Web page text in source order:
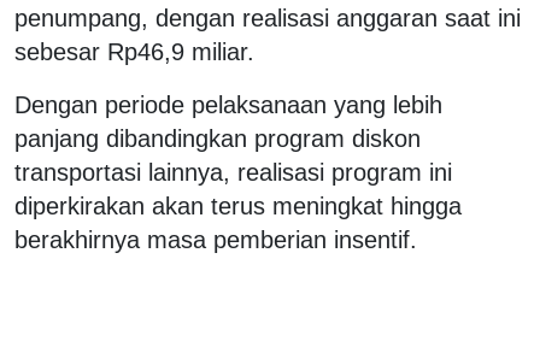
penumpang, dengan realisasi anggaran saat ini
sebesar Rp46,9 miliar.
Dengan periode pelaksanaan yang lebih
panjang dibandingkan program diskon
transportasi lainnya, realisasi program ini
diperkirakan akan terus meningkat hingga
berakhirnya masa pemberian insentif.